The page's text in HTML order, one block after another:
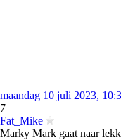
maandag 10 juli 2023,
7
Fat_Mike
Marky Mark gaat naar